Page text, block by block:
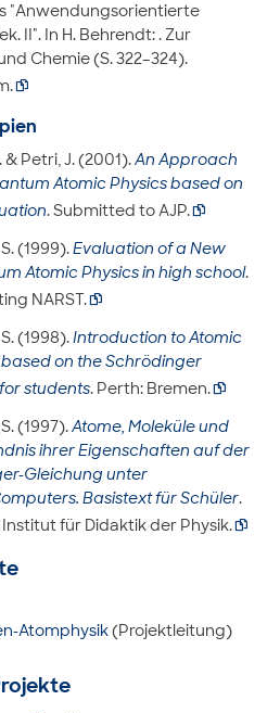
"Anwendungsorientierte
II". In H. Behrendt: . Zur
Chemie (S. 322–324).

& Petri, J. (2001).An Approach
Atomic Physics based on
. Submitted to AJP.
(1999).Evaluation of a New
Atomic Physics in high school.
NARST.
(1998).Introduction to Atomic
on the Schrödinger
students. Perth: Bremen.
(1997).Atome, Moleküle und
ihrer Eigenschaften auf der
Gleichung unter
Basistext für Schüler.
für Didaktik der Physik.
Atomphysik(Projektleitung)